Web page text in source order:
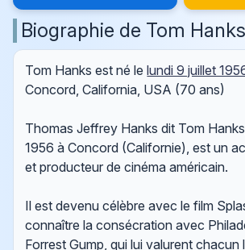
Biographie de Tom Hanks
Tom Hanks est né lelundi 9 juillet
Concord, California, USA (70 ans)
Thomas Jeffrey Hanks dit Tom
1956 à Concord (Californie), est un
et producteur de cinéma américain.
Il est devenu célèbre avec le film
connaître la consécration avec
Forrest Gump, qui lui valurent chacun